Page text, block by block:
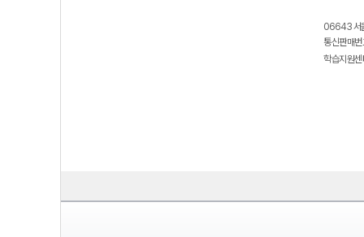
06643 서
통신판매
학습지원